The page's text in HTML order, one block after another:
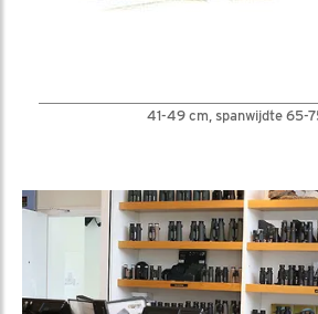
41-49 cm, spanwijdte 65-